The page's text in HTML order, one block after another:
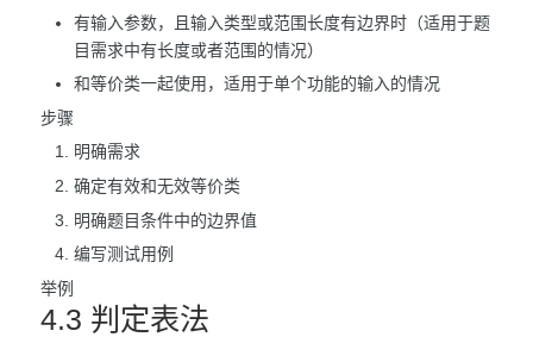
有输入参数，且输入类型或范围长度有边界时（适用于题
目需求中有长度或者范围的情况）
和等价类一起使用，适用于单个功能的输入的情况
步骤
明确需求
确定有效和无效等价类
明确题目条件中的边界值
编写测试用例
举例
4.3 判定表法